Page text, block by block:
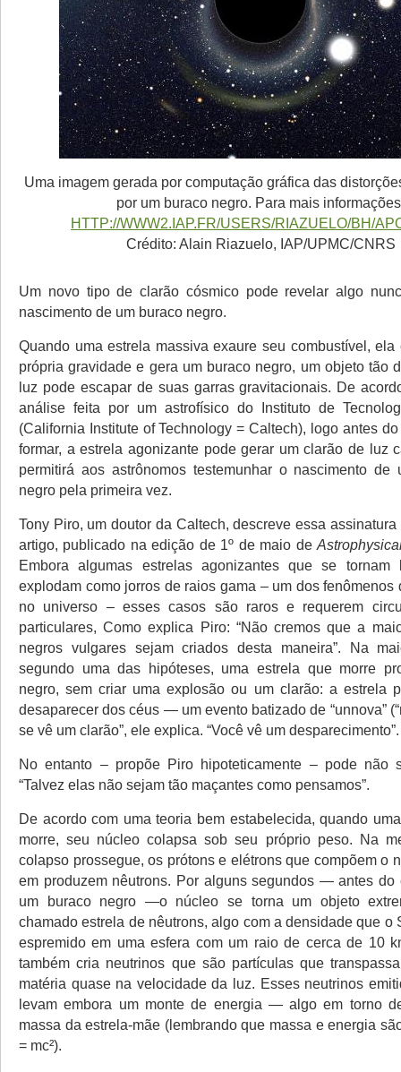
Uma imagem gerada por computação gráfica das
por um buraco negro. Para mais
HTTP://WWW2.IAP.FR/USERS/RIAZUELO/BH/
Crédito: Alain Riazuelo, IAP/UPMC/CNRS
Um novo tipo de clarão cósmico pode revelar algo
nascimento de um buraco negro.
Quando uma estrela massiva exaure seu combustível,
própria gravidade e gera um buraco negro, um objeto tão
luz pode escapar de suas garras gravitacionais. De
análise feita por um astrofísico do Instituto de
(California Institute of Technology = Caltech), logo antes
formar, a estrela agonizante pode gerar um clarão de luz
permitirá aos astrônomos testemunhar o nascimento de
negro pela primeira vez.
Tony Piro, um doutor da Caltech, descreve essa
artigo, publicado na edição de 1º de maio de
Embora algumas estrelas agonizantes que se tornam
explodam como jorros de raios gama – um dos fenômenos
no universo – esses casos são raros e requerem
particulares, Como explica Piro: “Não cremos que a
negros vulgares sejam criados desta maneira”. Na
segundo uma das hipóteses, uma estrela que morre
negro, sem criar uma explosão ou um clarão: a estrela
desaparecer dos céus — um evento batizado de “unnova”
se vê um clarão”, ele explica. “Você vê um desparecimento”.
No entanto – propõe Piro hipoteticamente – pode não
“Talvez elas não sejam tão maçantes como pensamos”.
De acordo com uma teoria bem estabelecida, quando
morre, seu núcleo colapsa sob seu próprio peso. Na
colapso prossegue, os prótons e elétrons que compõem o
em produzem nêutrons. Por alguns segundos — antes do
um buraco negro —o núcleo se torna um objeto
chamado estrela de nêutrons, algo com a densidade que o
espremido em uma esfera com um raio de cerca de 10
também cria neutrinos que são partículas que
matéria quase na velocidade da luz. Esses neutrinos
levam embora um monte de energia — algo em torno
massa da estrela-mãe (lembrando que massa e energia
= mc²).